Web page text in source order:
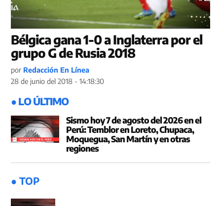
Bélgica gana 1-0 a Inglaterra por el
grupo G de Rusia 2018
por Redacción En Línea
28 de junio del 2018 - 14:18:30
● LO ÚLTIMO
Sismo hoy 7 de agosto del 2026 en el
Perú: Temblor en Loreto, Chupaca,
Moquegua, San Martín y en otras
regiones
● TOP